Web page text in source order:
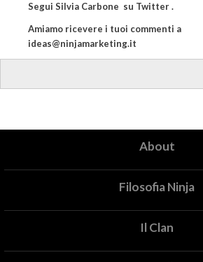
Segui Silvia Carbone su Twitter.
Amiamo ricevere i tuoi commenti a
ideas@ninjamarketing.it
About
Filosofia Ninja
Il Clan